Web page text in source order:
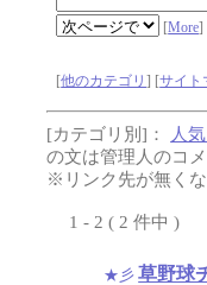
[More]
[他のカテゴリ] [サイト
[カテゴリ別]： 人
の文は管理人のコメ
※リンク先が無く
1 - 2 ( 2 件中 )
★彡 草野球